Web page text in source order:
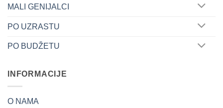
MALI GENIJALCI
PO UZRASTU
PO BUDŽETU
INFORMACIJE
O NAMA